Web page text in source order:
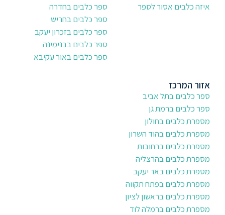
איזה כלבים אסור לספר
ספר כלבים בחדרה
ספר כלבים בחריש
ספר כלבים בזכרון יעקב
ספר כלבים בבנימינה
ספר כלבים באור עקיבא
אזור המרכז
ספר כלבים בתל אביב
ספר כלבים ברמת גן
מספרת כלבים בחולון
מספרת כלבים בהוד השרון
מספרת כלבים ברחובות
מספרת כלבים בהרצליה
מספרת כלבים באר יעקב
מספרת כלבים בפתח תקווה
מספרת כלבים בראשון לציון
מספרת כלבים ברמלה לוד